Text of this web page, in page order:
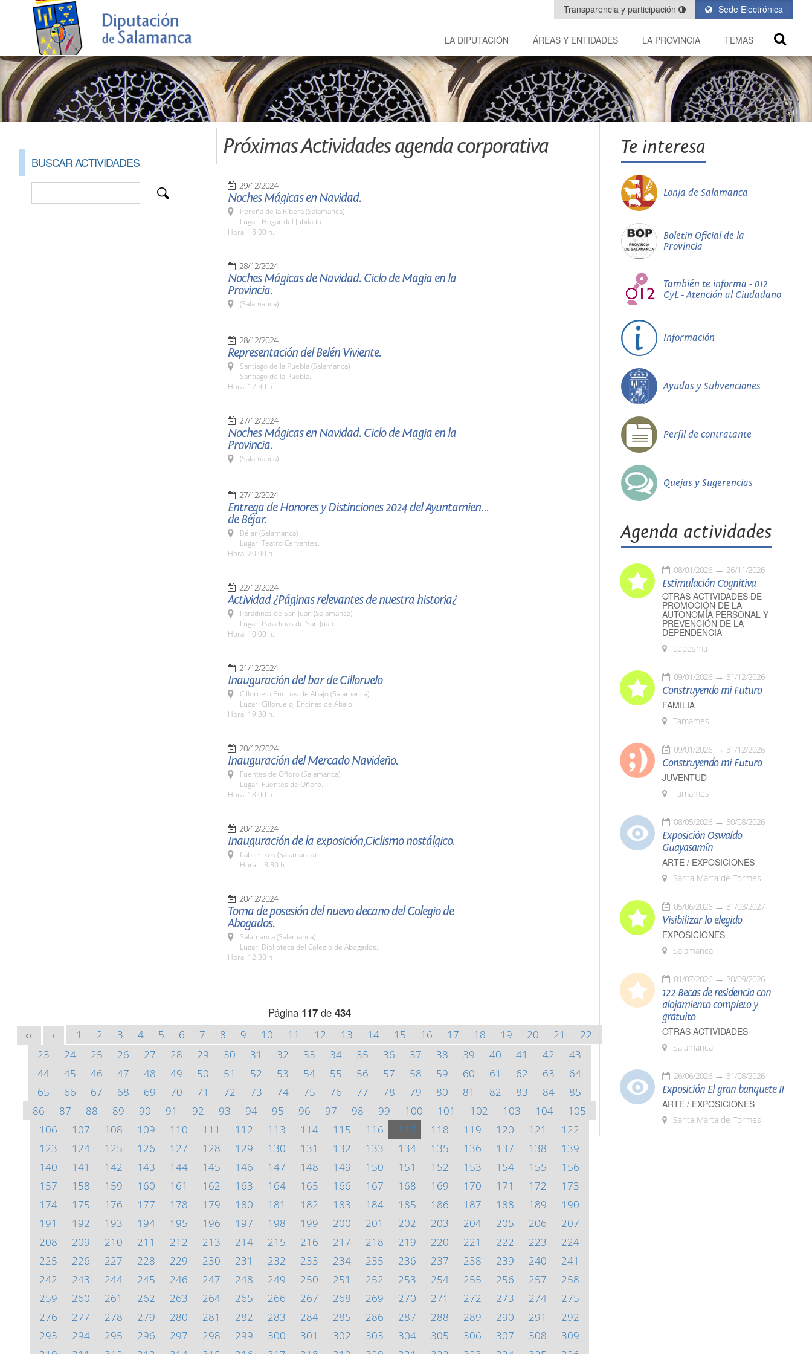
Sede Electrónica
Transparencia y participación
LA DIPUTACIÓN ÁREAS Y ENTIDADES LA PROVINCIA TEMAS
BUSCAR ACTIVIDADES
Próximas Actividades agenda corporativa
29/12/2024
Noches Mágicas en Navidad.
Pereña de la Ribera (Salamanca)
Lugar: Hogar del Jubilado.
Hora: 18:00 h.
28/12/2024
Noches Mágicas de Navidad. Ciclo de Magia en la
Provincia.
(Salamanca)
28/12/2024
Representación del Belén Viviente.
Santiago de la Puebla (Salamanca)
Santiago de la Puebla.
Hora: 17:30 h.
27/12/2024
Noches Mágicas en Navidad. Ciclo de Magia en la
Provincia.
(Salamanca)
27/12/2024
Entrega de Honores y Distinciones 2024 del Ayuntamiento
de Béjar.
Béjar (Salamanca)
Lugar: Teatro Cervantes.
Hora: 20:00 h.
22/12/2024
Actividad ¿Páginas relevantes de nuestra historia¿
Paradinas de San Juan (Salamanca)
Lugar: Paradinas de San Juan.
Hora: 10:00 h.
21/12/2024
Inauguración del bar de Cilloruelo
Cilloruelo Encinas de Abajo (Salamanca)
Lugar: Cilloruelo, Encinas de Abajo
Hora: 19:30 h.
20/12/2024
Inauguración del Mercado Navideño.
Fuentes de Oñoro (Salamanca)
Lugar: Fuentes de Oñoro.
Hora: 18:00 h.
20/12/2024
Inauguración de la exposición,Ciclismo nostálgico.
Cabrerizos (Salamanca)
Hora: 13:30 h.
20/12/2024
Toma de posesión del nuevo decano del Colegio de
Abogados.
Salamanca (Salamanca)
Lugar: Biblioteca del Colegio de Abogados.
Hora: 12:30 h
Página 117de 434
<< < 1 2 3 4 5 6 7 8 9 10 11 12 13 14 15 16 17 18 19 20 21
22
23
24 25 26 27 28 29 30 31 32 33 34 35 36 37 38 39 40 41 42
43
44
45 46 47 48 49 50 51 52 53 54 55 56 57 58 59 60 61 62 63
64
65
66 67 68 69 70 71 72 73 74 75 76 77 78 79 80 81 82 83 84
85
86
87 88 89 90 91 92 93 94 95 96 97 98 99 100 101 102 103 104
105
106
107 108 109 110 111 112 113 114 115 116 117 118 119 120 121
122
123
124 125 126 127 128 129 130 131 132 133 134 135 136 137 138
139
140
141 142 143 144 145 146 147 148 149 150 151 152 153 154 155
156
157
158 159 160 161 162 163 164 165 166 167 168 169 170 171 172
173
174
175 176 177 178 179 180 181 182 183 184 185 186 187 188 189
190
191
192 193 194 195 196 197 198 199 200 201 202 203 204 205 206
207
208
209 210 211 212 213 214 215 216 217 218 219 220 221 222 223
224
225
226 227 228 229 230 231 232 233 234 235 236 237 238 239 240
241
242
243 244 245 246 247 248 249 250 251 252 253 254 255 256 257
258
259
260 261 262 263 264 265 266 267 268 269 270 271 272 273 274
275
276
277 278 279 280 281 282 283 284 285 286 287 288 289 290 291
292
293
294 295 296 297 298 299 300 301 302 303 304 305 306 307 308
309
Te interesa
Lonja de Salamanca
Boletín Oficial de la
Provincia
También te informa - 012
CyL - Atención al Ciudadano
Información
Ayudas y Subvenciones
Perfil de contratante
Quejas y Sugerencias
Agenda actividades
08/01/2026 26/11/2026
Estimulación Cognitiva
OTRAS ACTIVIDADES DE
PROMOCIÓN DE LA
AUTONOMÍA PERSONAL Y
PREVENCIÓN DE LA
DEPENDENCIA
Ledesma
09/01/2026 31/12/2026
Construyendo mi Futuro
FAMILIA
Tamames
09/01/2026 31/12/2026
Construyendo mi Futuro
JUVENTUD
Tamames
08/05/2026 30/08/2026
Exposición Oswaldo
Guayasamín
ARTE / EXPOSICIONES
Santa Marta de Tormes
05/06/2026 31/03/2027
Visibilizar lo elegido
EXPOSICIONES
Salamanca
01/07/2026 30/09/2026
122 Becas de residencia con
alojamiento completo y
gratuito
OTRAS ACTIVIDADES
Salamanca
26/06/2026 31/08/2026
Exposición El gran banquete II
ARTE / EXPOSICIONES
Santa Marta de Tormes